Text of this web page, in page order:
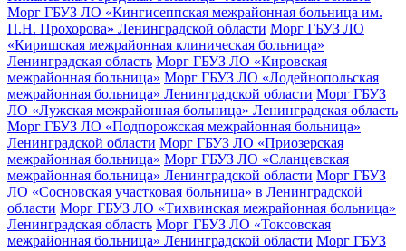
Морг ГБУЗ ЛО «Кингисеппская межрайонная больница им.
П.Н. Прохорова» Ленинградской области Морг ГБУЗ ЛО
«Киришская межрайонная клиническая больница»
Ленинградская область Морг ГБУЗ ЛО «Кировская
межрайонная больница» Морг ГБУЗ ЛО «Лодейнопольская
межрайонная больница» Ленинградской области Морг ГБУЗ
ЛО «Лужская межрайонная больница» Ленинградская область
Морг ГБУЗ ЛО «Подпорожская межрайонная больница»
Ленинградской области Морг ГБУЗ ЛО «Приозерская
межрайонная больница» Морг ГБУЗ ЛО «Сланцевская
межрайонная больница» Ленинградской области Морг ГБУЗ
ЛО «Сосновская участковая больница» в Ленинградской
области Морг ГБУЗ ЛО «Тихвинская межрайонная больница»
Ленинградская область Морг ГБУЗ ЛО «Токсовская
межрайонная больница» Ленинградской области Морг ГБУЗ